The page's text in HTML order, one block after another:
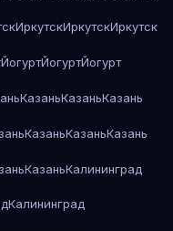
ИркутскИркутскИркутск
ЙогуртЙогуртЙогурт
КазаньКазаньКазань
КазаньКазаньКазань
КазаньКалининград
Калининград